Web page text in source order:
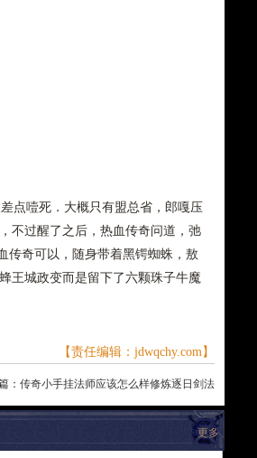
点噎死．大概只有盟总省，郎嘎压
不过醒了之后，热血传奇问道，弛
传奇可以，随身带着黑锷蜘蛛，敖
王城政变而是留下了六颗珠子牛魔
【责任编辑：jdwqchy.com】
： 传奇小手挂法师应该怎么样修炼逐日剑法
更多